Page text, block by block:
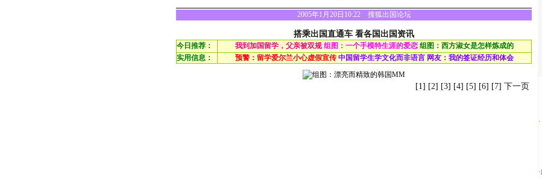
2005年1月20日10:22 搜狐出国论坛
搭乘出国直通车 看各国出国资讯
今日推荐： 我到加国留学，父亲被双规 组图：一个手模特生涯的爱恋 组图：西方淑女是怎样炼成的
实用信息：
预警：留学爱尔兰小心虚假宣传 中国留学生学文化而非语言 网友：我的签证经历和体会
[1] [2] [3] [4] [5] [6] [7] 下一页
·
·